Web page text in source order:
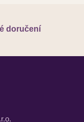
doručení